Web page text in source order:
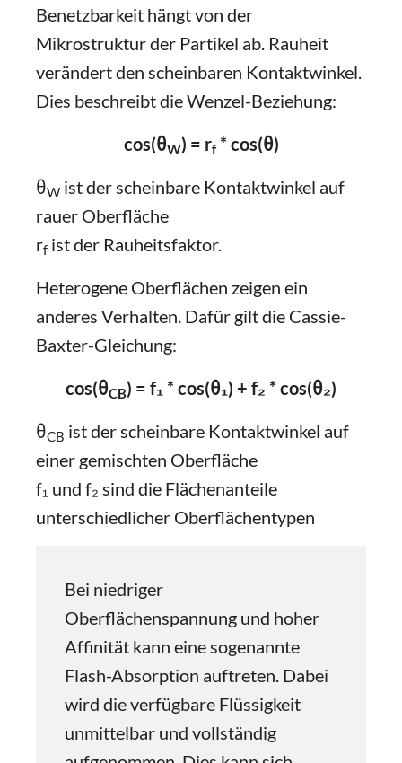
Benetzbarkeit hängt von der
Mikrostruktur der Partikel ab. Rauheit
verändert den scheinbaren Kontaktwinkel.
Dies beschreibt die Wenzel-Beziehung:
cos(θW) = rf* cos(θ)
θW ist der scheinbare Kontaktwinkel auf
rauer Oberfläche
rf ist der Rauheitsfaktor.
Heterogene Oberflächen zeigen ein
anderes Verhalten. Dafür gilt die Cassie-
Baxter-Gleichung:
cos(θCB) = f₁ * cos(θ₁) + f₂ * cos(θ₂)
θCB ist der scheinbare Kontaktwinkel auf
einer gemischten Oberfläche
f₁ und f₂ sind die Flächenanteile
unterschiedlicher Oberflächentypen
Bei niedriger
Oberflächenspannung und hoher
Affinität kann eine sogenannte
Flash-Absorption auftreten. Dabei
wird die verfügbare Flüssigkeit
unmittelbar und vollständig